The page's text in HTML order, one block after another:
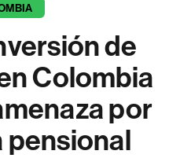
de
Colombia
por
pensional